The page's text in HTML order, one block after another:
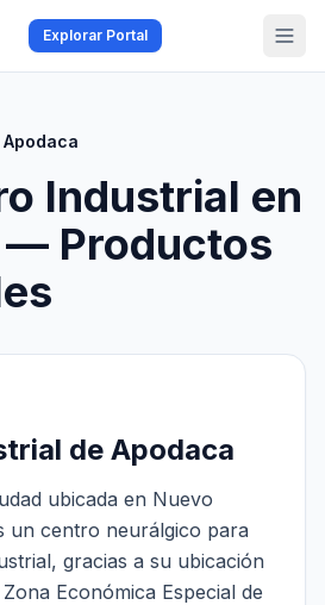
Explorar Portal
Apodaca
Industrial en
— Productos
de Apodaca
ubicada en Nuevo
un centro neurálgico para
gracias a su ubicación
Económica Especial de